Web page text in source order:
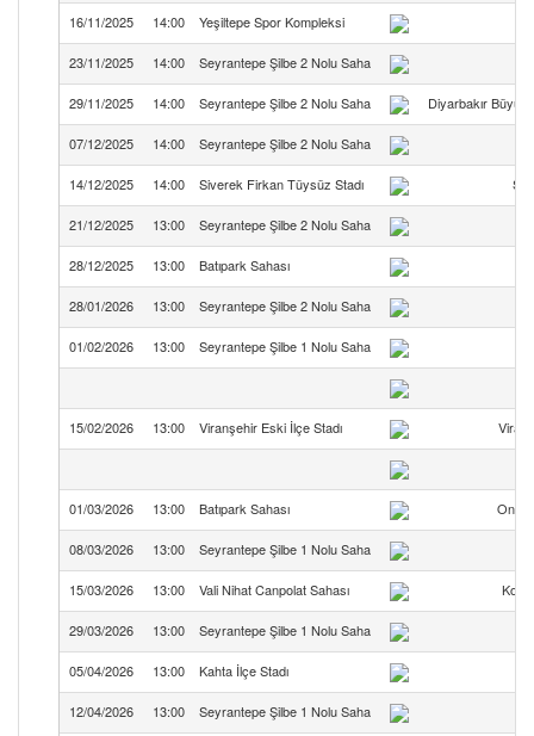
16/11/2025 14:00 Yeşiltepe Spor Kompleksi
23/11/2025 14:00 Seyrantepe Şilbe 2 Nolu Saha
29/11/2025 14:00 Seyrantepe Şilbe 2 Nolu Saha Diyarbakır
07/12/2025 14:00 Seyrantepe Şilbe 2 Nolu Saha
14/12/2025 14:00 Siverek Firkan Tüysüz Stadı
21/12/2025 13:00 Seyrantepe Şilbe 2 Nolu Saha
28/12/2025 13:00 Batıpark Sahası
28/01/2026 13:00 Seyrantepe Şilbe 2 Nolu Saha
01/02/2026 13:00 Seyrantepe Şilbe 1 Nolu Saha
15/02/2026 13:00 Viranşehir Eski İlçe Stadı
01/03/2026 13:00 Batıpark Sahası
08/03/2026 13:00 Seyrantepe Şilbe 1 Nolu Saha
15/03/2026 13:00 Vali Nihat Canpolat Sahası
29/03/2026 13:00 Seyrantepe Şilbe 1 Nolu Saha
05/04/2026 13:00 Kahta İlçe Stadı
12/04/2026 13:00 Seyrantepe Şilbe 1 Nolu Saha